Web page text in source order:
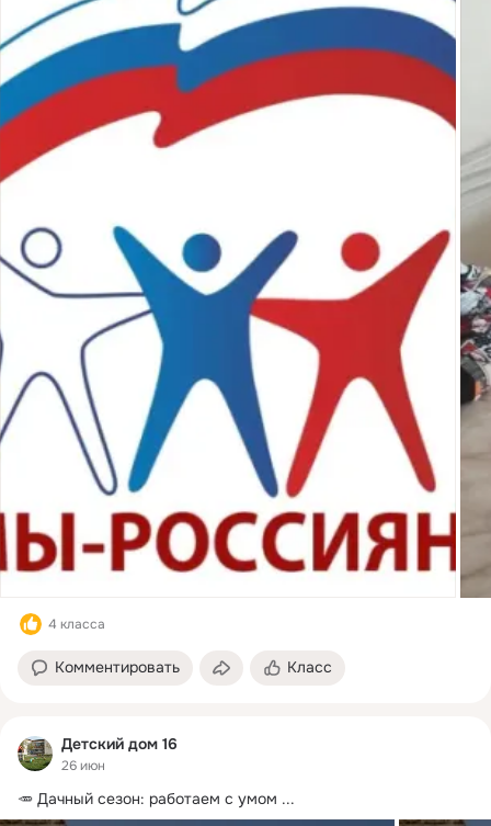
4 класса
Комментировать Класс
Детский дом 16
26 июн
🥕 Дачный сезон: работаем с умом ...